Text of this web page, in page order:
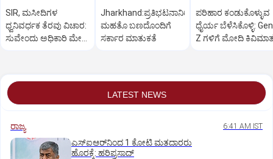
SIR, ಮಸೀದಿಗಳ
ಧ್ವನಿವರ್ಧಕ ತೆರವು ವಿಚಾರ:
ಸುವೇಂದು ಅಧಿಕಾರಿ ಮೇಲೆ
Jharkhand:ಪ್ರತಿಭಟನಾನಿರತ
ಮಹತೊ ಬಣದೊಂದಿಗೆ
ಸರ್ಕಾರ ಮಾತುಕತೆ
ಪರಿಹಾರ ಕಂಡುಕೊಳ್ಳುವ
ಧೈರ್ಯ ಬೆಳೆಸಿಕೊಳ್ಳಿ:
Z ಗಳಿಗೆ ಮೋದಿ
LATEST NEWS
ರಾಜ್ಯ 6:41 AM IST
ಎಸ್‌ಐಆರ್‌ನಿಂದ 1 ಕೋಟಿ ಮತದಾರರು
ಹೊರಕ್ಕೆ: ಹರಿಪ್ರಸಾದ್‌